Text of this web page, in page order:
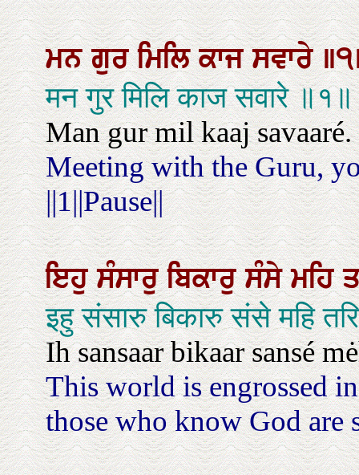
ਮਨਗੁਰਮਿਲਿਕਾਜਸਵਾਰੇ
मन गुर मिलि काज सवारे
Man gur mil kaaj savaaré.
Meeting with the Guru,
||1||Pause||
ਇਹੁਸੰਸਾਰੁਬਿਕਾਰੁਸੰਸੇਮਹਿ
इहु संसारु बिकारु संसे महि
Ih sansaar bikaar sansé
This world is engrossed
those who know God are